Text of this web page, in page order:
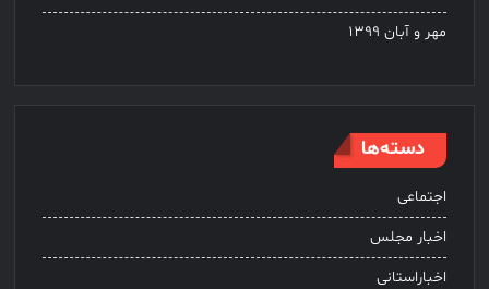
مهر و آبان ۱۳۹۹
دسته‌ها
اجتماعی
اخبار مجلس
اخباراستانی